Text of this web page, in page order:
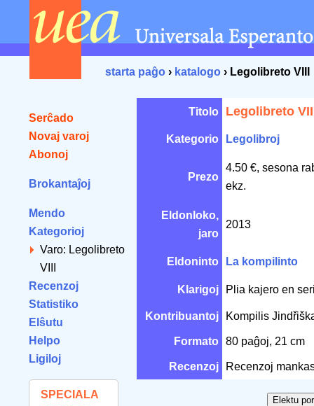
starta paĝo › katalogo › Legolibreto VIII
Serĉado
Novaj varoj
Abonoj
Brokantaĵoj
Mendo
Kategorioj
Varo: Legolibreto
VIII
Recenzoj
Statistiko
Elŝutu
Helpo
Ligiloj
SPECIALA
Titolo Legolibreto
Kategorio Legolibroj
Prezo
4.50 €, sesona
ekz.
Eldonloko,
jaro
2013
Eldoninto La kompilinto
Klarigoj Plia kajero en
Kontribuantoj Kompilis
Formato 80 paĝoj, 21 cm
Recenzoj Recenzoj